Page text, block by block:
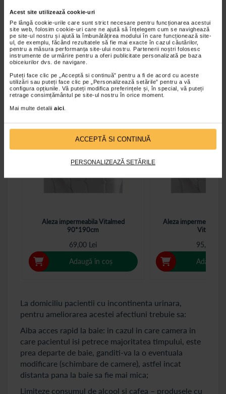
Acest site utilizează cookie-uri
Pe lângă cookie-urile care sunt strict necesare pentru funcționarea acestui
site web, folosim cookie-uri care ne ajută să înțelegem cum se navighează
pe site-ul nostru și ajută la îmbunătățirea modului în care funcționează site-
ul, de exemplu, făcând rezultatele să fie mai exacte în cazul căutărilor,
pentru a măsura performanța site-ului nostru. Partenerii noștri folosesc
instrumente de urmărire pentru a oferi publicitate personalizată pe baza
obiceiurilor dvs. de navigare.
Puteți face clic pe „Acceptă si continuă” pentru a fi de acord cu aceste
utilizări sau puteți face clic pe „Personalizează setările” pentru a vă
configura opțiunile. Vă puteți modifica preferințele și, în special, vă puteți
retrage consimțământul pe site-ul nostru în orice moment.
Mai multe detalii aici
ACCEPTĂ SI CONTINUĂ
PERSONALIZEAZĂ SETĂRILE
In cazul in care aveti in familie sau in grija persoane
varstnice care se confrunta cu incontinenta urinara
fiti alaturi de ele, asigurati-le ca este o problema
despre care pot discuta atat cu dumneavoastra, dar
mai ales cu medicul care poate demara tratamentul.
Aleza impermeabila Vitalmed
90*190cm
69,00 Lei
Adaugă în coș
Aleza impermeabila
Vitalmed
95,00 Lei
Adaugă
La domiciliu pacientii cu incontinenta urinara,
pentru ameliorarea acestei afectiuni trebuie sa:
Aiba acces rapid la baie: in cazul in care camera in
care pacientul isi petrece majoritatea timpului, este
prea departe de baie, ganditi-va la o eventuala
modificare (schimbare de camere), astfel incat
distanta pana la baie sa fie mai mica;
Limiteze consumul de alcool si cafea – produsele cu